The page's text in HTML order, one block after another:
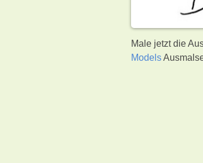
Male jetzt die
Models